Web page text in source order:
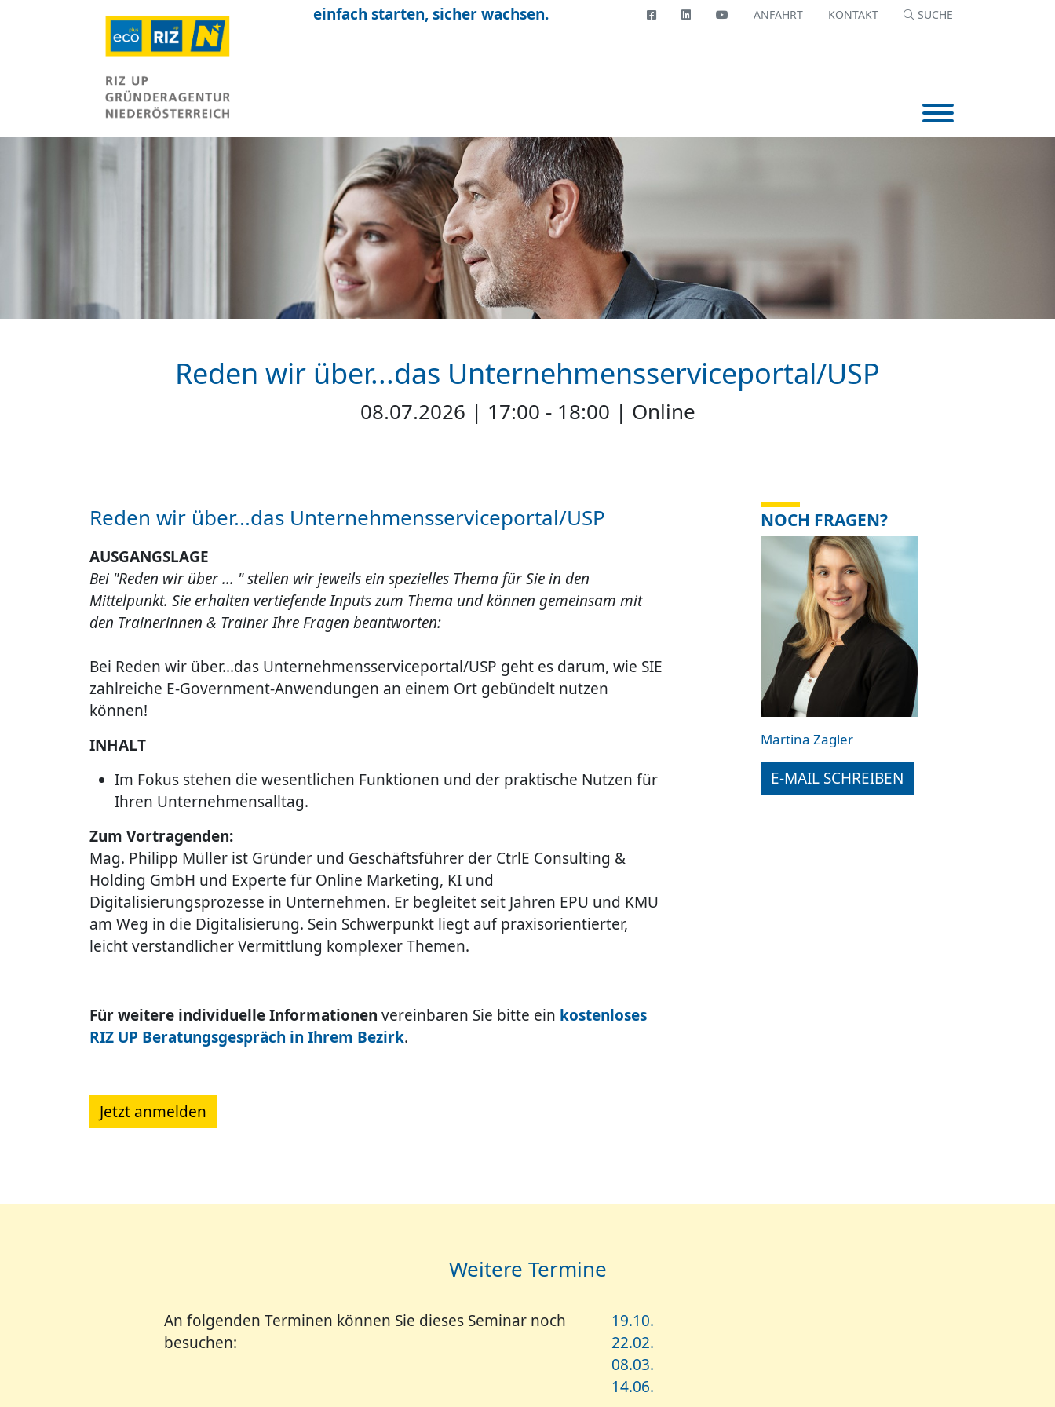
einfach starten, sicher wachsen. FACEBOOKLINKEDINYOUTTUBE
ANFAHRT KONTAKT SUCHE
Reden wir über...das Unternehmensserviceportal/USP
08.07.2026 | 17:00 - 18:00 | Online
Reden wir über...das Unternehmensserviceportal/USP
AUSGANGSLAGE
Bei "Reden wir über ... " stellen wir jeweils ein spezielles Thema für Sie in den
Mittelpunkt. Sie erhalten vertiefende Inputs zum Thema und können gemeinsam mit
den Trainerinnen & Trainer Ihre Fragen beantworten:
Bei Reden wir über...das Unternehmensserviceportal/USP geht es darum, wie SIE
zahlreiche E-Government-Anwendungen an einem Ort gebündelt nutzen
können!
INHALT
Im Fokus stehen die wesentlichen Funktionen und der praktische Nutzen für
Ihren Unternehmensalltag.
Zum Vortragenden:
Mag. Philipp Müller ist Gründer und Geschäftsführer der CtrlE Consulting &
Holding GmbH und Experte für Online Marketing, KI und
Digitalisierungsprozesse in Unternehmen. Er begleitet seit Jahren EPU und KMU
am Weg in die Digitalisierung. Sein Schwerpunkt liegt auf praxisorientierter,
leicht verständlicher Vermittlung komplexer Themen.
Für weitere individuelle Informationen vereinbaren Sie bitte ein kostenloses
RIZ UP Beratungsgespräch in Ihrem Bezirk.
Jetzt anmelden
NOCH FRAGEN?
Martina Zagler
E-MAIL SCHREIBEN
Weitere Termine
An folgenden Terminen können Sie dieses Seminar noch
besuchen:
19.10.
22.02.
08.03.
14.06.